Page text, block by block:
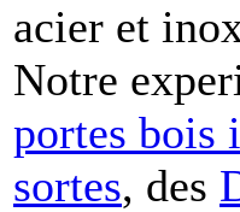
acier et
Notre
portes bois
sortes, des